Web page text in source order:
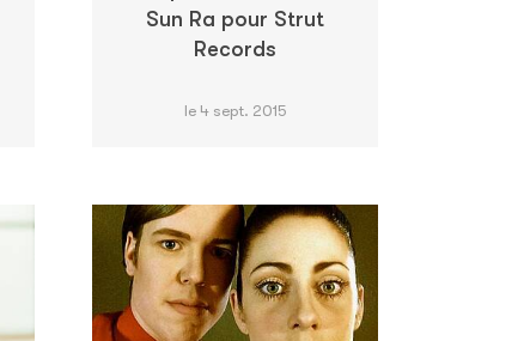
Sun Ra pour Strut
Records
le 4 sept. 2015